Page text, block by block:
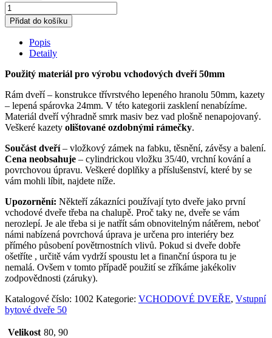
Vstupní
bytové
dveře
dřevěné
Anubis
quantity
Přidat do košíku
Popis
Detaily
Použitý materiál pro výrobu vchodových dveří 50mm
Rám dveří – konstrukce třívrstvého lepeného hranolu 50mm, kazety
– lepená spárovka 24mm. V této kategorii zasklení nenabízíme.
Materiál dveří výhradně smrk masiv bez vad plošně nenapojovaný.
Veškeré kazety olištované ozdobnými rámečky.
Součást dveří– vložkový zámek na fabku, těsnění, závěsy a balení.
Cena neobsahuje – cylindrickou vložku 35/40, vrchní kování a
povrchovou úpravu. Veškeré doplňky a příslušenství, které by se
vám mohli líbit, najdete níže.
Upozornění: Někteří zákazníci používají tyto dveře jako první
vchodové dveře třeba na chalupě. Proč taky ne, dveře se vám
nerozlepí. Je ale třeba si je natřít sám obnovitelným nátěrem, neboť
námi nabízená povrchová úprava je určena pro interiéry bez
přímého působení povětrnostních vlivů. Pokud si dveře dobře
ošetříte , určitě vám vydrží spoustu let a finanční úspora tu je
nemalá. Ovšem v tomto případě použití se zříkáme jakékoliv
zodpovědnosti (záruky).
Katalogové číslo: 1002 Kategorie: VCHODOVÉ DVEŘE, Vstupní
bytové dveře 50
Velikost 80, 90